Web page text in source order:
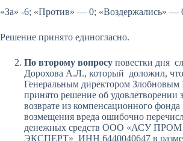
«За» -6; «Против» — 0; «Воздержались» —
Решение принято единогласно.
По второму вопросу повестки дня
Дорохова А.Л., который доложил, что
Генеральным директором
принято решение об удовлетворении
возврате из компенсационного фонда
возмещения вреда ошибочно
денежных средств ООО «АСУ ПРОМ
ЭКСПЕРТ» ИНН 6440040647 в